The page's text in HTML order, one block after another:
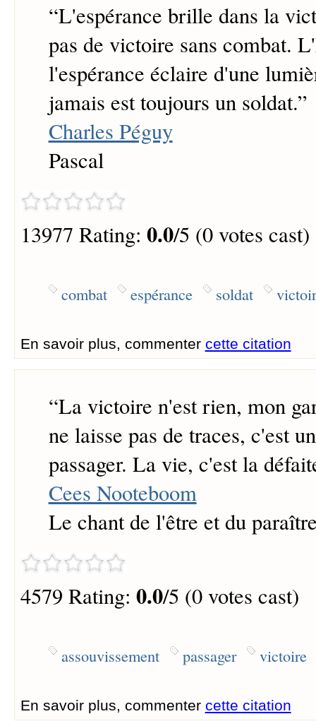
“L'espérance brille dans la
pas de victoire sans combat.
l'espérance éclaire d'une
jamais est toujours un soldat.”
Charles Péguy
Pascal
13977 Rating: 0.0/5 (0 votes cast)
combat espérance soldat
En savoir plus, commenter cette citation
“La victoire n'est rien, mon
ne laisse pas de traces, c'est
passager. La vie, c'est la
Cees Nooteboom
Le chant de l'être et du
4579 Rating: 0.0/5 (0 votes cast)
assouvissement passager victoire
En savoir plus, commenter cette citation